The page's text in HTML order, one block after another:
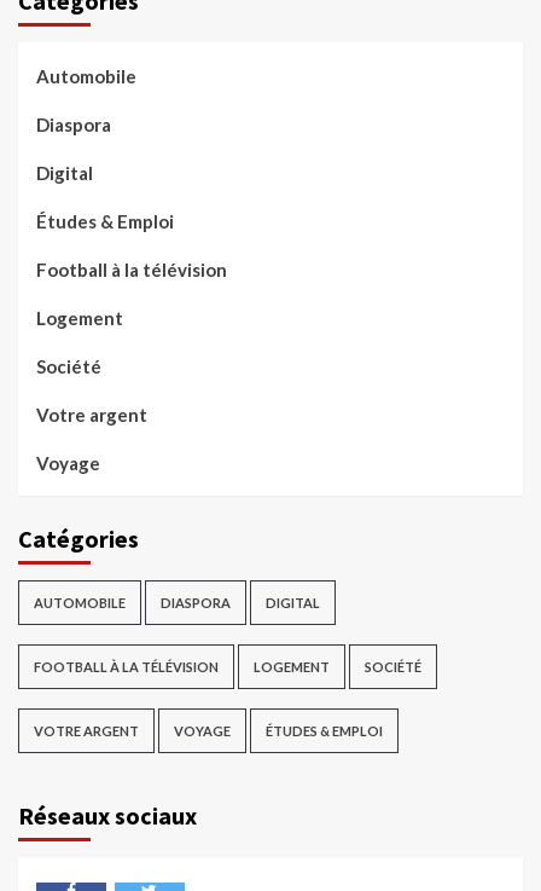
Automobile
Diaspora
Digital
Études & Emploi
Football à la télévision
Logement
Société
Votre argent
Voyage
Catégories
AUTOMOBILE DIASPORA DIGITAL
FOOTBALL À LA TÉLÉVISION LOGEMENT SOCIÉTÉ
VOTRE ARGENT VOYAGE ÉTUDES & EMPLOI
Réseaux sociaux